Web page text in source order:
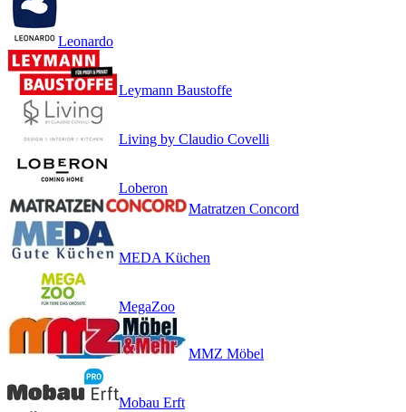
Leonardo
Leymann Baustoffe
Living by Claudio Covelli
Loberon
Matratzen Concord
MEDA Küchen
MegaZoo
MMZ Möbel
Mobau Erft